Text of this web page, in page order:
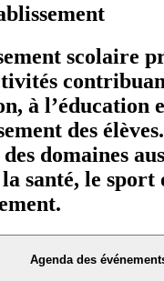
scolaire
à l’éducation
des
domaines
santé, le sport
Agenda des